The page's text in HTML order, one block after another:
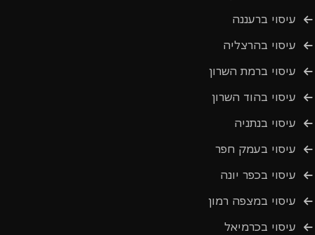
עיסוי ברעננה
עיסוי בהרצליה
עיסוי ברמת השרון
עיסוי בהוד השרון
עיסוי בנתניה
עיסוי בעמק חפר
עיסוי בכפר יונה
עיסוי במצפה רמון
עיסוי בכרמיאל